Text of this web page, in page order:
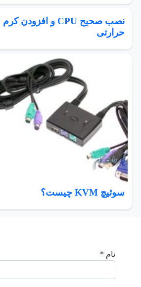
نصب صحیح CPU و افزودن کرم
حرارتی
سوئیچ KVM چیست؟
نام *